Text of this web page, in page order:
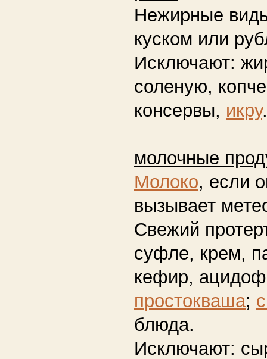
Нежирные
куском или
Исключают:
соленую,
консервы, икру.
молочные
Молоко, если
вызывает
Свежий
суфле, крем,
кефир,
простокваша;
блюда.
Исключают: